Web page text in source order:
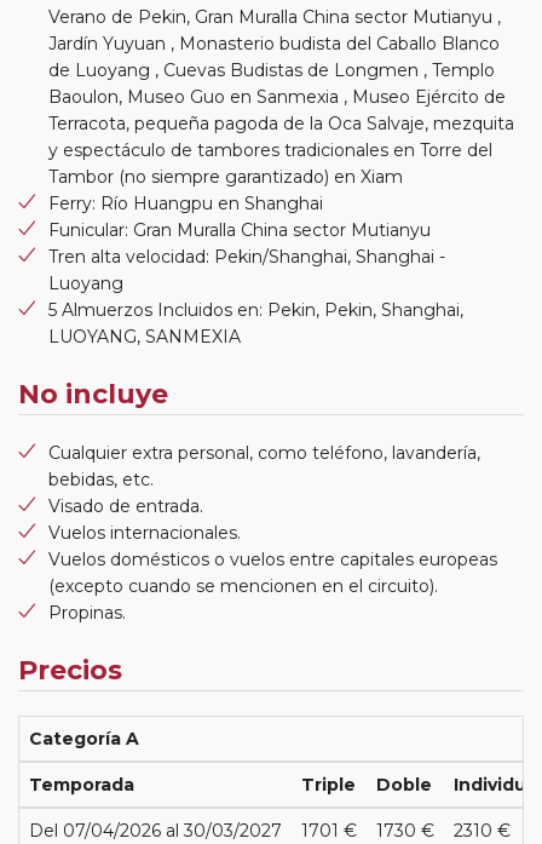
Verano de Pekin, Gran Muralla China sector Mutianyu ,
Jardín Yuyuan , Monasterio budista del Caballo Blanco
de Luoyang , Cuevas Budistas de Longmen , Templo
Baoulon, Museo Guo en Sanmexia , Museo Ejército de
Terracota, pequeña pagoda de la Oca Salvaje, mezquita
y espectáculo de tambores tradicionales en Torre del
Tambor (no siempre garantizado) en Xiam
Ferry: Río Huangpu en Shanghai
Funicular: Gran Muralla China sector Mutianyu
Tren alta velocidad: Pekin/Shanghai, Shanghai -
Luoyang
5 Almuerzos Incluidos en: Pekin, Pekin, Shanghai,
LUOYANG, SANMEXIA
No incluye
Cualquier extra personal, como teléfono, lavandería,
bebidas, etc.
Visado de entrada.
Vuelos internacionales.
Vuelos domésticos o vuelos entre capitales europeas
(excepto cuando se mencionen en el circuito).
Propinas.
Precios
Categoría A
Temporada Triple Doble Individual
Del 07/04/2026 al 30/03/2027 1701 € 1730 € 2310 €